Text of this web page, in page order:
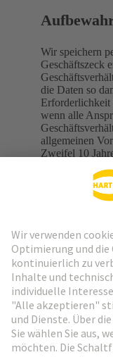
Wir speichern
Geschäftszeck
die Daten so
Erforderlichkeit
wenn alle
allgemeinen
Zweifel 10
erhalten und
so werden wir
gelöscht.
oder nicht
widerrufen.
Ihre Rechte